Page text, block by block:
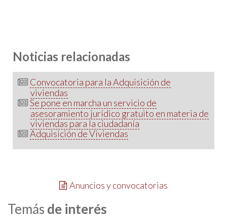
Noticias relacionadas
Convocatoria para la Adquisición de
viviendas
Se pone en marcha un servicio de
asesoramiento jurídico gratuito en materia de
viviendas para la ciudadanía
Adquisición de Viviendas
Anuncios y convocatorias
Temás de interés